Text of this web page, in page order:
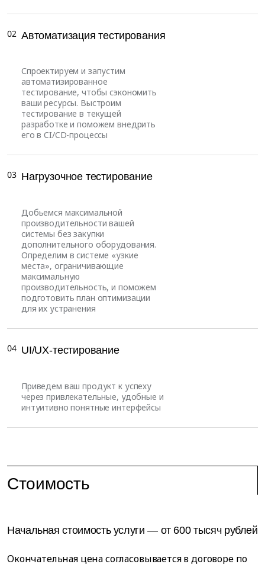
Автоматизация тестирования
Спроектируем и запустим
автоматизированное
тестирование, чтобы сэкономить
ваши ресурсы. Выстроим
тестирование в текущей
разработке и поможем внедрить
его в CI/CD-процессы
02
Нагрузочное тестирование
Добьемся максимальной
производительности вашей
системы без закупки
дополнительного оборудования.
Определим в системе «узкие
места», ограничивающие
максимальную
производительность, и поможем
подготовить план оптимизации
для их устранения
03
UI/UX-тестирование
Приведем ваш продукт к успеху
через привлекательные, удобные и
интуитивно понятные интерфейсы
04
Стоимость
Начальная стоимость услуги — от 600 тысяч рублей
Окончательная цена согласовывается в договоре по